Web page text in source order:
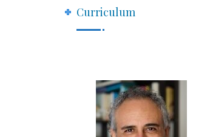
Curriculum